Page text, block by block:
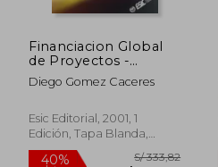
Financiacion Global
de Proyectos -
Project Finance
Diego Gomez Caceres
Esic Editorial, 2001, 1
Edición, Tapa Blanda,
Nuevo